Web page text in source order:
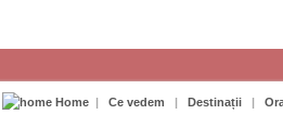
Home | Ce vedem | Destinații |